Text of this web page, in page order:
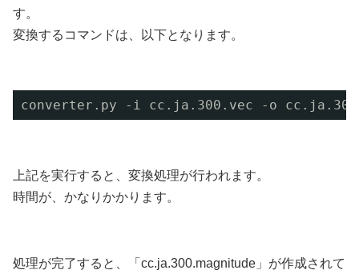
す。
変換するコマンドは、以下となります。
converter.py -i cc.ja.300.vec -o
上記を実行すると、変換処理が行われます。
時間が、かなりかかります。
処理が完了すると、「cc.ja.300.magnitude」が作成されて